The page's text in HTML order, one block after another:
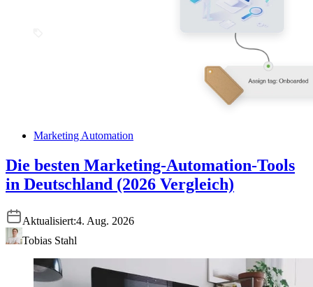
Marketing Automation
Die besten Marketing-Automation-Tools
in Deutschland (2026 Vergleich)
Aktualisiert:4. Aug. 2026
Tobias Stahl